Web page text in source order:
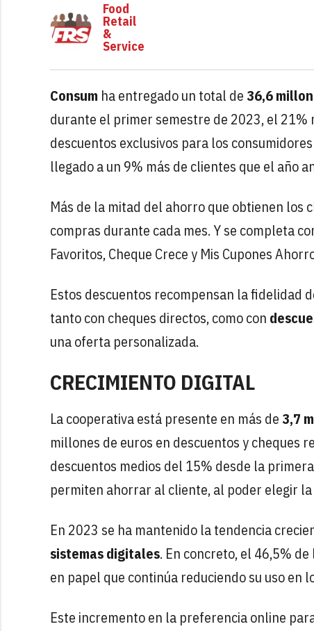
Food
Retail
&
Service
Consum ha entregado un total de36,6
durante el primer semestre de 2023, el 21%
descuentos exclusivos para los
llegado a un 9% más de clientes que el año
Más de la mitad del ahorro que obtienen los
compras durante cada mes. Y se completa
Favoritos, Cheque Crece y Mis Cupones
Estos descuentos recompensan la fidelidad
tanto con cheques directos, como con
una oferta personalizada.
CRECIMIENTO DIGITAL
La cooperativa está presente en más de3,7
millones de euros en descuentos y cheques
descuentos medios del 15% desde la
permiten ahorrar al cliente, al poder elegir
En 2023 se ha mantenido la tendencia
sistemas digitales. En concreto, el 46,5%
en papel que continúa reduciendo su uso en
Este incremento en la preferencia online